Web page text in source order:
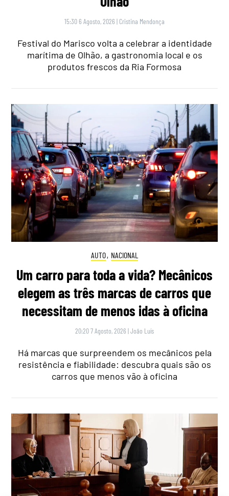
15:30 6 Agosto, 2026 | Cristina Mendonça
Festival do Marisco volta a celebrar a identidade
marítima de Olhão, a gastronomia local e os
produtos frescos da Ria Formosa
AUTO, NACIONAL
Um carro para toda a vida? Mecânicos
elegem as três marcas de carros que
necessitam de menos idas à oficina
20:20 7 Agosto, 2026 |João Luís
Há marcas que surpreendem os mecânicos pela
resistência e fiabilidade: descubra quais são os
carros que menos vão à oficina